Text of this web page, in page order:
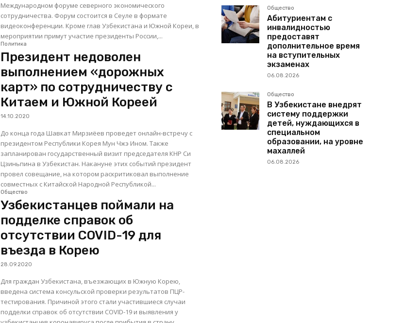
Международном форуме северного экономического
сотрудничества. Форум состоится в Сеуле в формате
видеоконференции. Кроме глав Узбекистана и Южной Кореи, в
мероприятии примут участие президенты России,...
Политика
Президент недоволен
выполнением «дорожных
карт» по сотрудничеству с
Китаем и Южной Кореей
14.10.2020
До конца года Шавкат Мирзиёев проведет онлайн-встречу с
президентом Республики Корея Мун Чжэ Ином. Также
запланирован государственный визит председателя КНР Си
Цзиньпина в Узбекистан. Накануне этих событий президент
провел совещание, на котором раскритиковал выполнение
совместных с Китайской Народной Республикой...
Общество
Узбекистанцев поймали на
подделке справок об
отсутствии COVID-19 для
въезда в Корею
28.09.2020
Для граждан Узбекистана, въезжающих в Южную Корею,
введена система консульской проверки результатов ПЦР-
тестирования. Причиной этого стали участившиеся случаи
подделки справок об отсутствии COVID-19 и выявления у
Общество
Абитуриентам с
инвалидностью
предоставят
дополнительное время
на вступительных
экзаменах
06.08.2026
Общество
В Узбекистане внедрят
систему поддержки
детей, нуждающихся в
специальном
образовании, на уровне
махаллей
06.08.2026